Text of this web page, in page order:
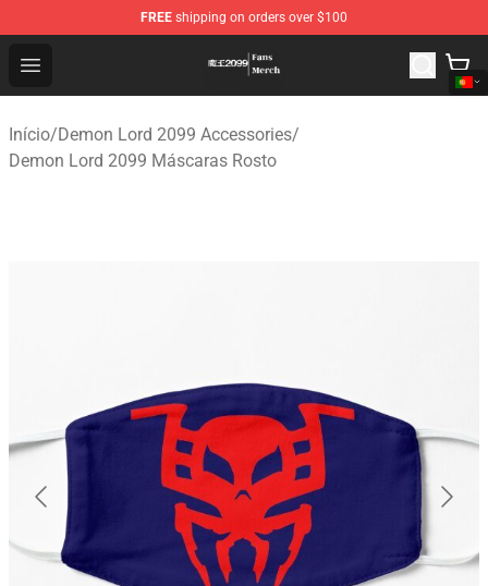
FREE shipping on orders over $100
Open menu
Demon Lord 2099 Store - Official Demon Lord 2099
Início/Demon Lord 2099 Accessories/
Demon Lord 2099 Máscaras Rosto